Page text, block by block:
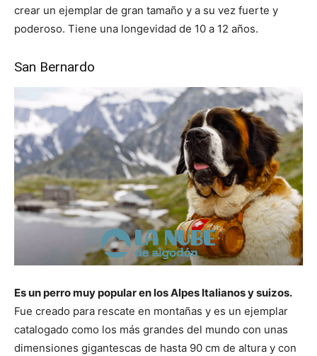
crear un ejemplar de gran tamaño y a su vez fuerte y
poderoso. Tiene una longevidad de 10 a 12 años.
San Bernardo
Es un perro muy popular en los Alpes Italianos y suizos.
Fue creado para rescate en montañas y es un ejemplar
catalogado como los más grandes del mundo con unas
dimensiones gigantescas de hasta 90 cm de altura y con